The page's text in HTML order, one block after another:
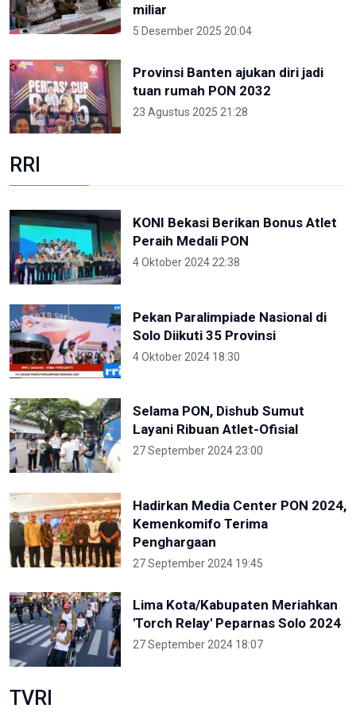
miliar
5 Desember 2025 20:04
Provinsi Banten ajukan diri jadi
tuan rumah PON 2032
23 Agustus 2025 21:28
RRI
KONI Bekasi Berikan Bonus Atlet
Peraih Medali PON
4 Oktober 2024 22:38
Pekan Paralimpiade Nasional di
Solo Diikuti 35 Provinsi
4 Oktober 2024 18:30
Selama PON, Dishub Sumut
Layani Ribuan Atlet-Ofisial
27 September 2024 23:00
Hadirkan Media Center PON 2024,
Kemenkomifo Terima
Penghargaan
27 September 2024 19:45
Lima Kota/Kabupaten Meriahkan
'Torch Relay' Peparnas Solo 2024
27 September 2024 18:07
TVRI